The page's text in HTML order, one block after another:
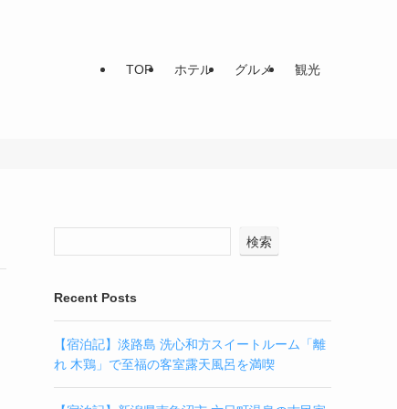
TOP ホテル グルメ 観光
検索
Recent Posts
【宿泊記】淡路島 洗心和方スイートルーム「離
れ 木鶏」で至福の客室露天風呂を満喫